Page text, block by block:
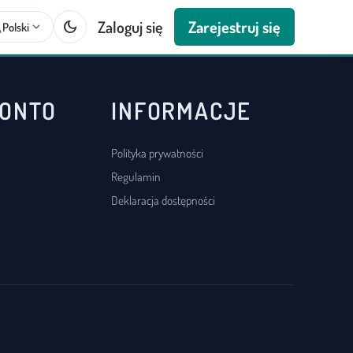
Polski expand_more dark_mode Zaloguj się Zarejestruj się
INFORMACJE
Polityka prywatności
Regulamin
Deklaracja dostępności